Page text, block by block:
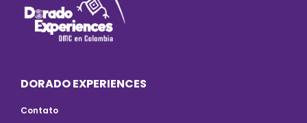
DORADO EXPERIENCES
Contato